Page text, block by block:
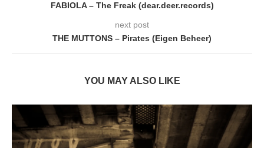
FABIOLA – The Freak (dear.deer.records)
next post
THE MUTTONS – Pirates (Eigen Beheer)
YOU MAY ALSO LIKE